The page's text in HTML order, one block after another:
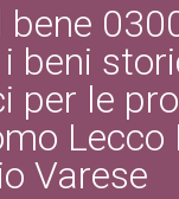
bene
beni
per le
Lecco
Varese